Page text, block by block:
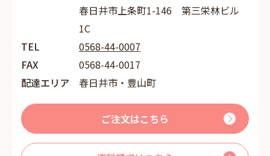
春日井市上条町1-146 第三栄林ビル
1C
TEL
0568-44-0007
FAX
0568-44-0017
配達エリア
春日井市・豊山町
ご注文はこちら